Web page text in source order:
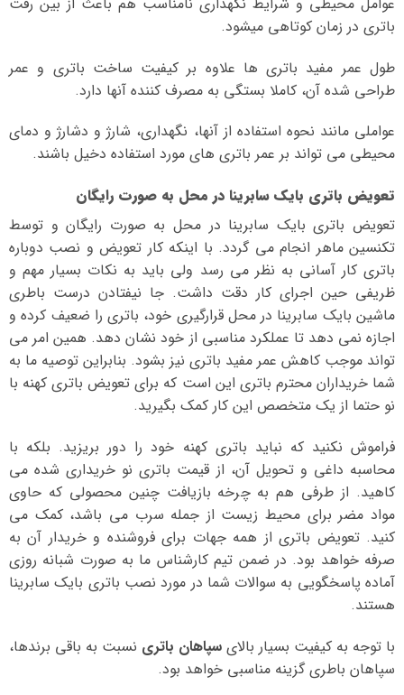
باتری در زمان کوتاهی میشود.
طول عمر مفید باتری ها علاوه بر کیفیت ساخت باتری و عمر
طراحی شده آن، کاملا بستگی به مصرف کننده آنها دارد.
عواملی مانند نحوه استفاده از آنها، نگهداری، شارژ و دشارژ و دمای
محیطی می تواند بر عمر باتری های مورد استفاده دخیل باشند.
تعویض باتری بایک سابرینا در محل به صورت رایگان
تعویض باتری بایک سابرینا در محل به صورت رایگان و توسط
تکنسین ماهر انجام می گردد. با اینکه کار تعویض و نصب دوباره
باتری کار آسانی به نظر می رسد ولی باید به نکات بسیار مهم و
ظریفی حین اجرای کار دقت داشت. جا نیفتادن درست باطری
ماشین بایک سابرینا در محل قرارگیری خود، باتری را ضعیف کرده و
اجازه نمی دهد تا عملکرد مناسبی از خود نشان دهد. همین امر می
تواند موجب کاهش عمر مفید باتری نیز بشود. بنابراین توصیه ما به
شما خریداران محترم باتری این است که برای تعویض باتری کهنه با
نو حتما از یک متخصص این کار کمک بگیرید.
فراموش نکنید که نباید باتری کهنه خود را دور بریزید. بلکه با
محاسبه داغی و تحویل آن، از قیمت باتری نو خریداری شده می
کاهید. از طرفی هم به چرخه بازیافت چنین محصولی که حاوی
مواد مضر برای محیط زیست از جمله سرب می باشد، کمک می
کنید. تعویض باتری از همه جهات برای فروشنده و خریدار آن به
صرفه خواهد بود. در ضمن تیم کارشناس ما به صورت شبانه روزی
آماده پاسخگویی به سوالات شما در مورد نصب باتری بایک سابرینا
هستند.
با توجه به کیفیت بسیار بالای سپاهان باتری نسبت به باقی برندها،
سپاهان باطری گزینه مناسبی خواهد بود.